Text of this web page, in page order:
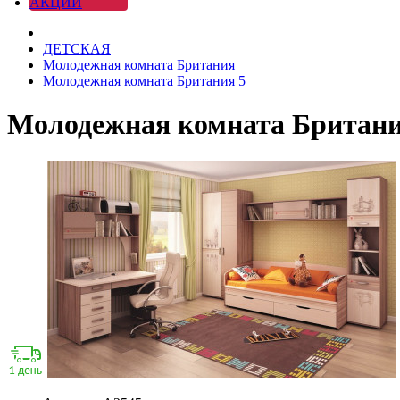
ДЕТСКАЯ
Молодежная комната Британия
Молодежная комната Британия 5
Молодежная комната